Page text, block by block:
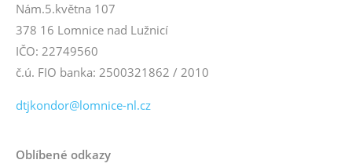
Nám.5.května 107
378 16 Lomnice nad Lužnicí
IČO: 22749560
č.ú. FIO banka: 2500321862 / 2010
dtjkondor@lomnice-nl.cz
Oblíbené odkazy